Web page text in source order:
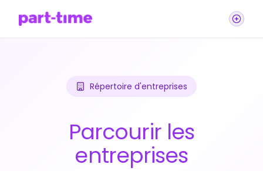
Répertoire d'entreprises
Parcourir les
entreprises